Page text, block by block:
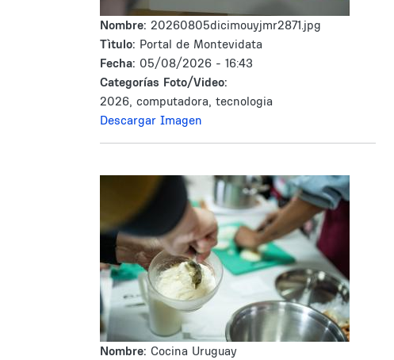
Nombre: 20260805dicimouyjmr2871.jpg
Tìtulo: Portal de Montevidata
Fecha: 05/08/2026 - 16:43
Categorías Foto/Video:
2026, computadora, tecnologia
Descargar Imagen
Nombre: Cocina Uruguay